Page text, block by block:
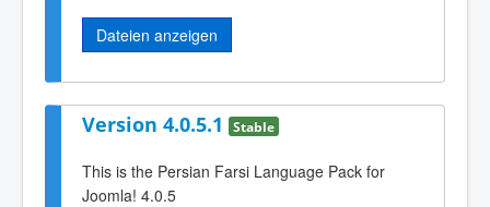
Dateien anzeigen
Version 4.0.5.1 Stable
This is the Persian Farsi Language Pack for
Joomla! 4.0.5